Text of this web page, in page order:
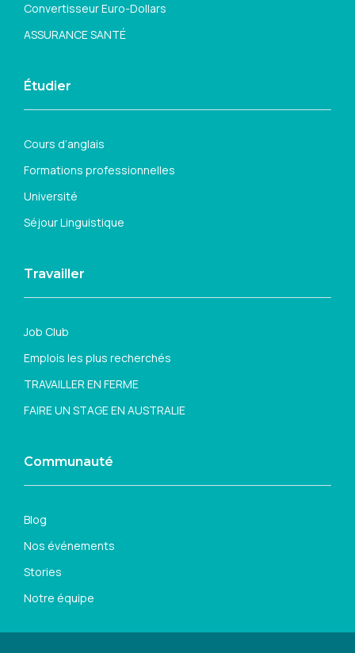
Convertisseur Euro-Dollars
ASSURANCE SANTÉ
Étudier
Cours d’anglais
Formations professionnelles
Université
Séjour Linguistique
Travailler
Job Club
Emplois les plus recherchés
TRAVAILLER EN FERME
FAIRE UN STAGE EN AUSTRALIE
Communauté
Blog
Nos événements
Stories
Notre équipe